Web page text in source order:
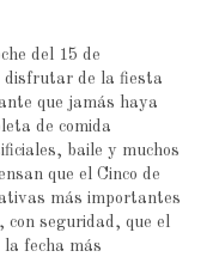
del 15 de
disfrutar de la fiesta
que jamás haya
de comida
baile y muchos
que el Cinco de
más importantes
con seguridad, que el
la fecha más